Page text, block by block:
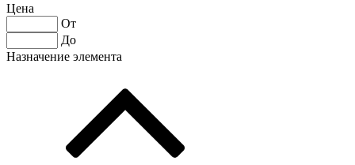
Цена
От
До
Назначение элемента